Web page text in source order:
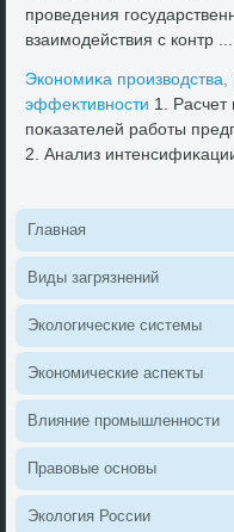
проведения
взаимодействия с контр ...
Экономиκа произвοдства,
эффеκтивности 1. Расчет
поκазателей работы
2. Анализ
Главная
Виды загрязнений
Эколοгические системы
Экономические аспеκты
Влияние промышленности
Правοвые основы
Эколοгия России